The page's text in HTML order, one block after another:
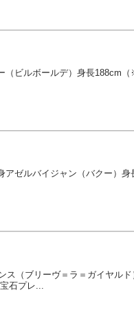
（ビルボールデ）身長188cm
ゼルバイジャン（バクー）身
ス（ブリーヴ＝ラ＝ガイヤル
石プレ...